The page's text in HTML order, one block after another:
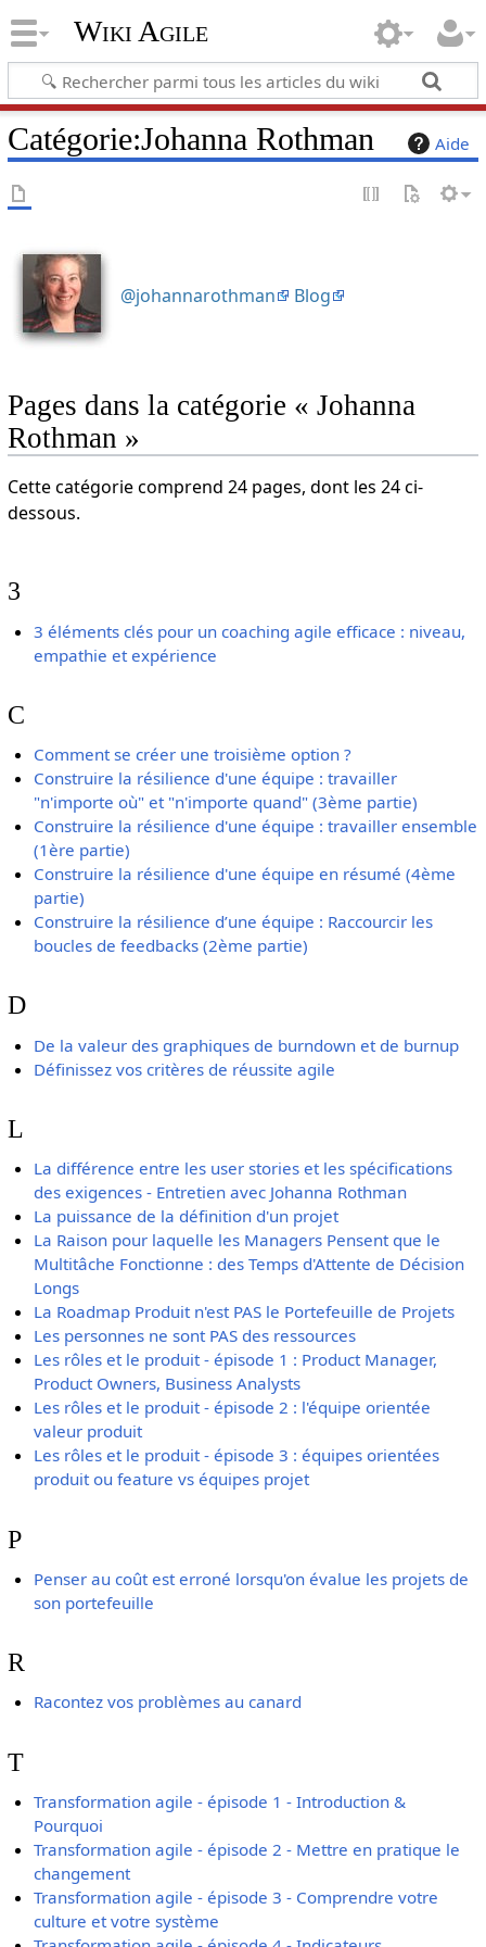
Wiki Agile
Aide
Catégorie:Johanna Rothman
@johannarothman Blog
Pages dans la catégorie « Johanna
Rothman »
Cette catégorie comprend 24 pages, dont les 24 ci-
dessous.
3
3 éléments clés pour un coaching agile efficace : niveau,
empathie et expérience
C
Comment se créer une troisième option ?
Construire la résilience d'une équipe : travailler
"n'importe où" et "n'importe quand" (3ème partie)
Construire la résilience d'une équipe : travailler ensemble
(1ère partie)
Construire la résilience d'une équipe en résumé (4ème
partie)
Construire la résilience d’une équipe : Raccourcir les
boucles de feedbacks (2ème partie)
D
De la valeur des graphiques de burndown et de burnup
Définissez vos critères de réussite agile
L
La différence entre les user stories et les spécifications
des exigences - Entretien avec Johanna Rothman
La puissance de la définition d'un projet
La Raison pour laquelle les Managers Pensent que le
Multitâche Fonctionne : des Temps d'Attente de Décision
Longs
La Roadmap Produit n'est PAS le Portefeuille de Projets
Les personnes ne sont PAS des ressources
Les rôles et le produit - épisode 1 : Product Manager,
Product Owners, Business Analysts
Les rôles et le produit - épisode 2 : l'équipe orientée
valeur produit
Les rôles et le produit - épisode 3 : équipes orientées
produit ou feature vs équipes projet
P
Penser au coût est erroné lorsqu'on évalue les projets de
son portefeuille
R
Racontez vos problèmes au canard
T
Transformation agile - épisode 1 - Introduction &
Pourquoi
Transformation agile - épisode 2 - Mettre en pratique le
changement
Transformation agile - épisode 3 - Comprendre votre
culture et votre système